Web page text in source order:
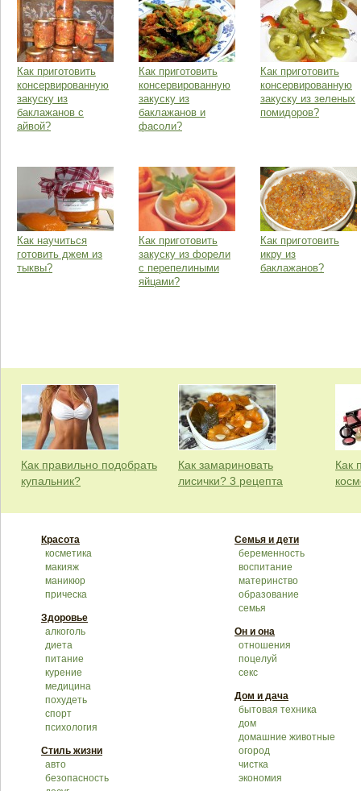
Как приготовить
консервированную
закуску из
баклажанов с
айвой?
Как приготовить
консервированную
закуску из
баклажанов и
фасоли?
Как приготовить
консервированную
закуску из зеленых
помидоров?
Как научиться
готовить джем из
тыквы?
Как приготовить
закуску из форели
с перепелиными
яйцами?
Как приготовить
икру из
баклажанов?
Как правильно подобрать
купальник?
Как замариновать
лисички? 3 рецепта
Как
Красота
косметика
макияж
маникюр
прическа
Здоровье
алкоголь
диета
питание
курение
медицина
похудеть
спорт
психология
Стиль жизни
авто
безопасность
Семья и дети
беременность
воспитание
материнство
образование
семья
Он и она
отношения
поцелуй
секс
Дом и дача
бытовая техника
дом
домашние животные
огород
чистка
экономия